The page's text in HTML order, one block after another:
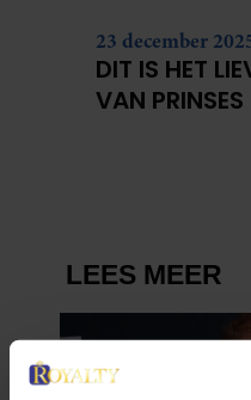
23 december
DIT IS HET
VAN PRINSES